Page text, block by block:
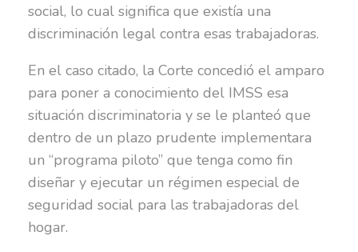
social, lo cual significa que existía una
discriminación legal contra esas trabajadoras.
En el caso citado, la Corte concedió el amparo
para poner a conocimiento del IMSS esa
situación discriminatoria y se le planteó que
dentro de un plazo prudente implementara
un “programa piloto” que tenga como fin
diseñar y ejecutar un régimen especial de
seguridad social para las trabajadoras del
hogar.